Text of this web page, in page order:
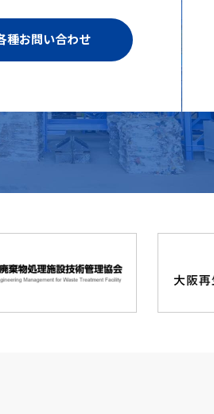
種お問い合わせ